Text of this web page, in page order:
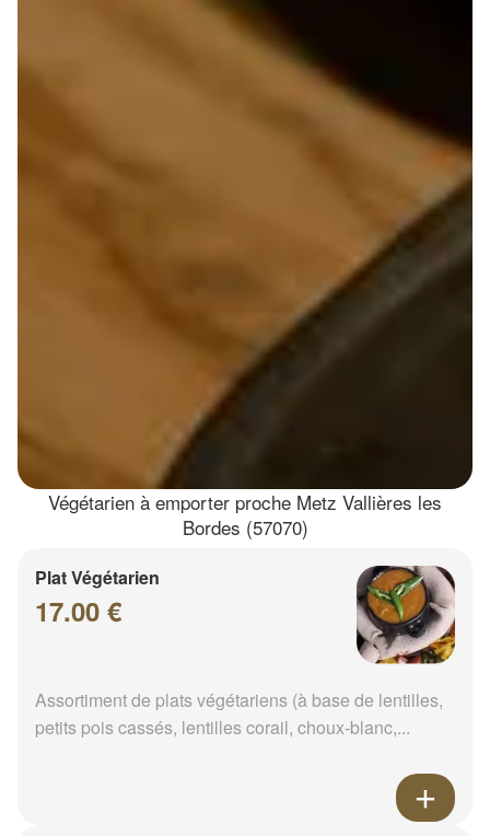
Végétarien à emporter proche Metz Vallières les
Bordes (57070)
Plat Végétarien
17.00 €
Assortiment de plats végétariens (à base de lentilles,
petits pois cassés, lentilles corail, choux-blanc,...